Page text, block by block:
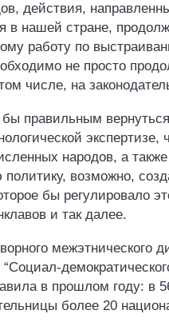
действия,
в нашей стране,
работу по
не просто
числе, на
правильным вернуться
экспертизе,
народов, а
возможно,
бы регулировало
и так далее.
межэтнического
в прошлом году: в
более 20